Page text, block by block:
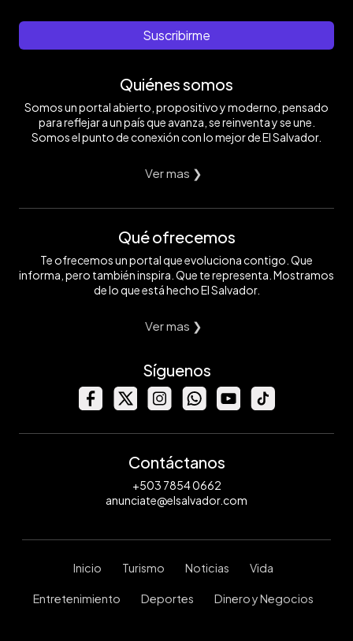
Suscribirme
Quiénes somos
Somos un portal abierto, propositivo y moderno, pensado
para reflejar a un país que avanza, se reinventa y se une.
Somos el punto de conexión con lo mejor de El Salvador.
Ver mas ❯
Qué ofrecemos
Te ofrecemos un portal que evoluciona contigo. Que
informa, pero también inspira. Que te representa. Mostramos
de lo que está hecho El Salvador.
Ver mas ❯
Síguenos
Contáctanos
+503 7854 0662
anunciate@elsalvador.com
Inicio Turismo Noticias Vida
Entretenimiento Deportes Dinero y Negocios